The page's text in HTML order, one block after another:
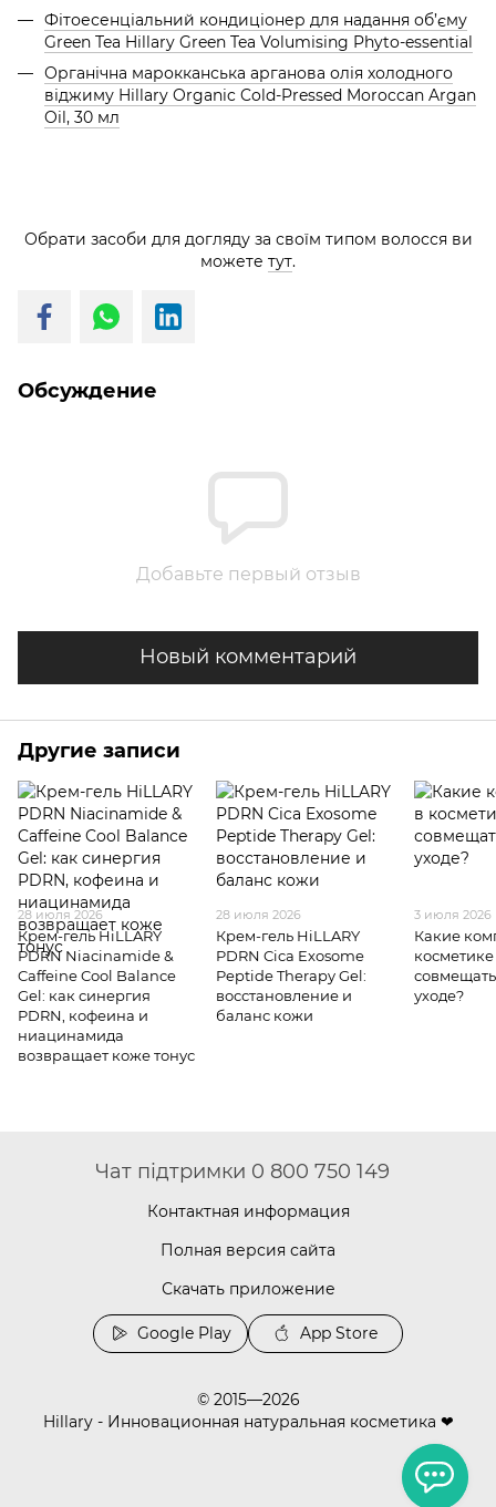
Фітоесенціальний кондиціонер для надання об’єму
Green Tea Hillary Green Tea Volumising Phyto-essential
Органічна марокканська арганова олія холодного
віджиму Hillary Organic Cold-Pressed Moroccan Argan
Oil, 30 мл
Обрати засоби для догляду за своїм типом волосся ви
можете тут.
Обсуждение
Добавьте первый отзыв
Новый комментарий
Другие записи
28 июля 2026
Крем-гель HiLLARY
PDRN Niacinamide &
Caffeine Cool Balance
Gel: как синергия
PDRN, кофеина и
ниацинамида
возвращает коже тонус
28 июля 2026
Крем-гель HiLLARY
PDRN Cica Exosome
Peptide Therapy Gel:
восстановление и
баланс кожи
3 июля 2026
Какие
уходе?
Чат підтримки 0 800 750 149
Контактная информация
Полная версия сайта
Скачать приложение
Google Play App Store
© 2015—2026
Hillary - Инновационная натуральная косметика ❤